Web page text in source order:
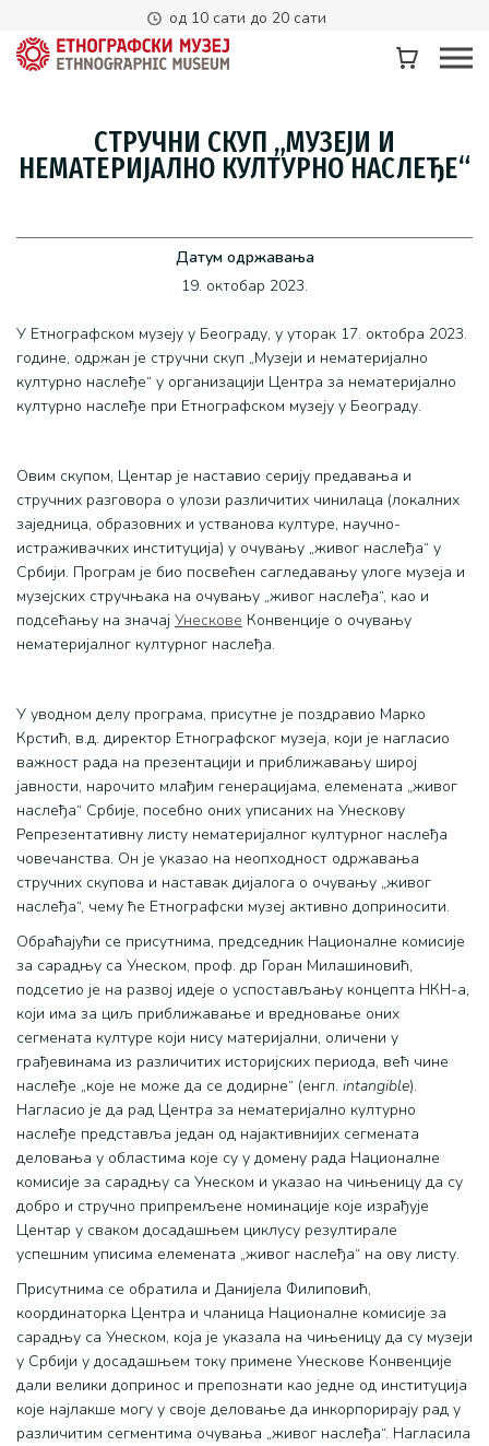
од 10 сати до 20 сати
СТРУЧНИ СКУП „МУЗЕЈИ И
НЕМАТЕРИЈАЛНО КУЛТУРНО НАСЛЕЂЕ“
Датум одржавања
19. октобар 2023.
У Етнографском музеју у Београду, у уторак 17. октобра 2023.
године, одржан је стручни скуп „Музеји и нематеријално
културно наслеђе“ у организацији Центра за нематеријално
културно наслеђе при Етнографском музеју у Београду.
Овим скупом, Центар је наставио серију предавања и
стручних разговора о улози различитих чинилаца (локалних
заједница, образовних и устванова културе, научно-
истраживачких институција) у очувању „живог наслеђа“ у
Србији. Програм је био посвећен сагледавању улоге музеја и
музејских стручњака на очувању „живог наслеђа“, као и
подсећању на значај Унескове Конвенције о очувању
нематеријалног културног наслеђа.
У уводном делу програма, присутне је поздравио Марко
Крстић, в.д. директор Етнографског музеја, који је нагласио
важност рада на презентацији и приближавању широј
јавности, нарочито млађим генерацијама, елемената „живог
наслеђа“ Србије, посебно оних уписаних на Унескову
Репрезентативну листу нематеријалног културног наслеђа
човечанства. Он је указао на неопходност одржавања
стручних скупова и наставак дијалога о очувању „живог
наслеђа“, чему ће Етнографски музеј активно доприносити.
Обраћајући се присутнима, председник Националне комисије
за сарадњу са Унеском, проф. др Горан Милашиновић,
подсетио је на развој идеје о успостављању концепта НКН-а,
који има за циљ приближавање и вредновање оних
сегмената културе који нису материјални, оличени у
грађевинама из различитих историјских периода, већ чине
наслеђе „које не може да се додирне“ (енгл. intangible).
Нагласио је да рад Центра за нематеријално културно
наслеђе представља један од најактивнијих сегмената
деловања у областима које су у домену рада Националне
комисије за сарадњу са Унеском и указао на чињеницу да су
добро и стручно припремљене номинације које израђује
Центар у сваком досадашњем циклусу резултирале
успешним уписима елемената „живог наслеђа“ на ову листу.
Присутнима се обратила и Данијела Филиповић,
координаторка Центра и чланица Националне комисије за
сарадњу са Унеском, која је указала на чињеницу да су музеји
у Србији у досадашњем току примене Унескове Конвенције
дали велики допринос и препознати као једне од институција
које најлакше могу у своје деловање да инкорпорирају рад у
различитим сегментима очувања „живог наслеђа“. Нагласила